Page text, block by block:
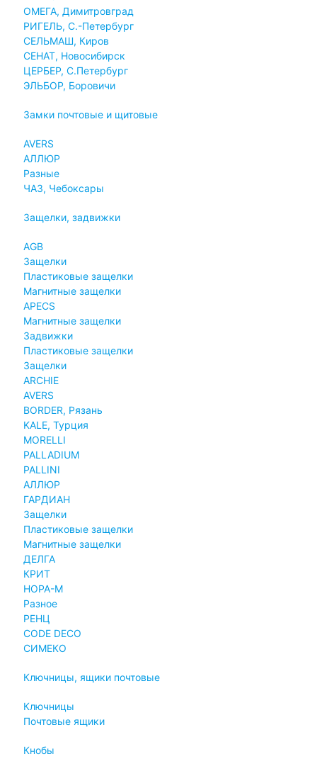
ОМЕГА, Димитровград
РИГЕЛЬ, С.-Петербург
СЕЛЬМАШ, Киров
СЕНАТ, Новосибирск
ЦЕРБЕР, С.Петербург
ЭЛЬБОР, Боровичи
Замки почтовые и щитовые
AVERS
АЛЛЮР
Разные
ЧАЗ, Чебоксары
Защелки, задвижки
AGB
Защелки
Пластиковые защелки
Магнитные защелки
APECS
Магнитные защелки
Задвижки
Пластиковые защелки
Защелки
ARCHIE
AVERS
BORDER, Рязань
KALE, Турция
MORELLI
PALLADIUM
PALLINI
АЛЛЮР
ГАРДИАН
Защелки
Пластиковые защелки
Магнитные защелки
ДЕЛГА
КРИТ
НОРА-М
Разное
РЕНЦ
СODE DECO
СИМЕКО
Ключницы, ящики почтовые
Ключницы
Почтовые ящики
Кнобы